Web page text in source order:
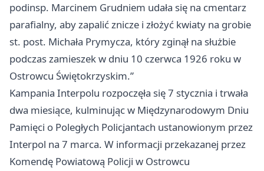
podinsp. Marcinem Grudniem udała się na cmentarz
parafialny, aby zapalić znicze i złożyć kwiaty na grobie
st. post. Michała Prymycza, który zginął na służbie
podczas zamieszek w dniu 10 czerwca 1926 roku w
Ostrowcu Świętokrzyskim.”
Kampania Interpolu rozpoczęła się 7 stycznia i trwała
dwa miesiące, kulminując w Międzynarodowym Dniu
Pamięci o Poległych Policjantach ustanowionym przez
Interpol na 7 marca. W informacji przekazanej przez
Komendę Powiatową Policji w Ostrowcu